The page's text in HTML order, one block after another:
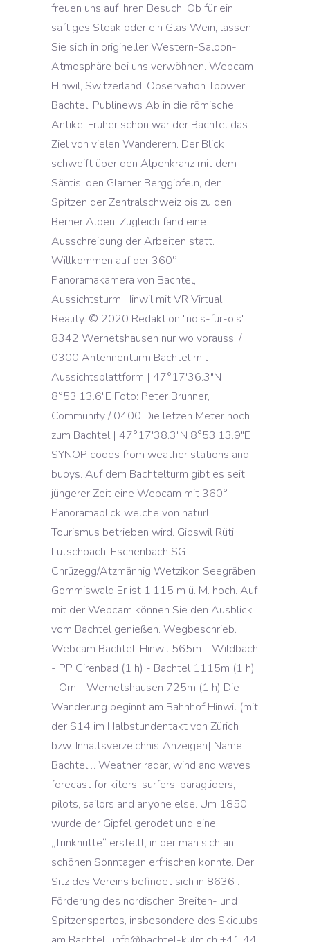
freuen uns auf Ihren Besuch. Ob für ein
saftiges Steak oder ein Glas Wein, lassen
Sie sich in origineller Western-Saloon-
Atmosphäre bei uns verwöhnen. Webcam
Hinwil, Switzerland: Observation Tpower
Bachtel. Publinews Ab in die römische
Antike! Früher schon war der Bachtel das
Ziel von vielen Wanderern. Der Blick
schweift über den Alpenkranz mit dem
Säntis, den Glarner Berggipfeln, den
Spitzen der Zentralschweiz bis zu den
Berner Alpen. Zugleich fand eine
Ausschreibung der Arbeiten statt.
Willkommen auf der 360°
Panoramakamera von Bachtel,
Aussichtsturm Hinwil mit VR Virtual
Reality. © 2020 Redaktion "nöis-für-öis"
8342 Wernetshausen nur wo vorauss. /
0300 Antennenturm Bachtel mit
Aussichtsplattform | 47°17'36.3"N
8°53'13.6"E Foto: Peter Brunner,
Community / 0400 Die letzen Meter noch
zum Bachtel | 47°17'38.3"N 8°53'13.9"E
SYNOP codes from weather stations and
buoys. Auf dem Bachtelturm gibt es seit
jüngerer Zeit eine Webcam mit 360°
Panoramablick welche von natürli
Tourismus betrieben wird. Gibswil Rüti
Lütschbach, Eschenbach SG
Chrüzegg/Atzmännig Wetzikon Seegräben
Gommiswald Er ist 1'115 m ü. M. hoch. Auf
mit der Webcam können Sie den Ausblick
vom Bachtel genießen. Wegbeschrieb.
Webcam Bachtel. Hinwil 565m - Wildbach
- PP Girenbad (1 h) - Bachtel 1115m (1 h)
- Orn - Wernetshausen 725m (1 h) Die
Wanderung beginnt am Bahnhof Hinwil (mit
der S14 im Halbstundentakt von Zürich
bzw. Inhaltsverzeichnis[Anzeigen] Name
Bachtel… Weather radar, wind and waves
forecast for kiters, surfers, paragliders,
pilots, sailors and anyone else. Um 1850
wurde der Gipfel gerodet und eine
„Trinkhütte“ erstellt, in der man sich an
schönen Sonntagen erfrischen konnte. Der
Sitz des Vereins befindet sich in 8636 …
Förderung des nordischen Breiten- und
Spitzensportes, insbesondere des Skiclubs